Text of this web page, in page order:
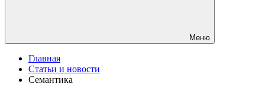
Меню
Главная
Статьи и новости
Семантика